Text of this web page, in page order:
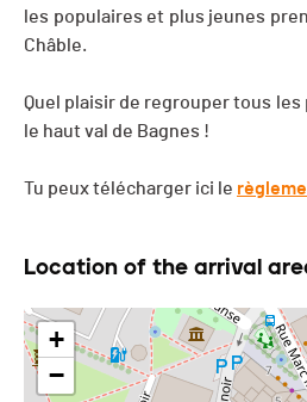
les populaires et plus jeunes
Châble.
Quel plaisir de regrouper tous les
le haut val de Bagnes !
Tu peux télécharger ici le
Location of the arrival
+
−